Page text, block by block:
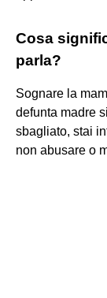
Cosa
parla?
Sognare la
defunta madre
sbagliato, stai
non abusare o